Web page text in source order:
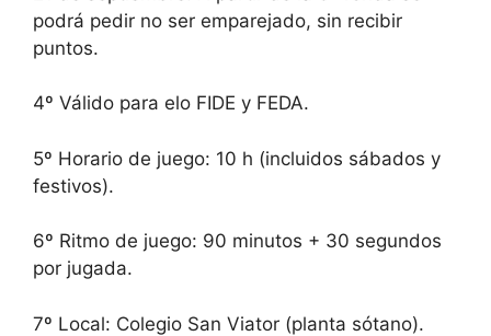
podrá pedir no ser emparejado, sin recibir
puntos.
4º Válido para elo FIDE y FEDA.
5º Horario de juego: 10 h (incluidos sábados y
festivos).
6º Ritmo de juego: 90 minutos + 30 segundos
por jugada.
7º Local: Colegio San Viator (planta sótano).